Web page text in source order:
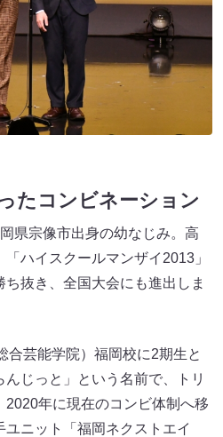
たコンビネーション
県宗像市出身の幼なじみ。高
ハイスクールマンザイ2013」
抜き、全国大会にも進出しま
合芸能学院）福岡校に2期生と
じっと」という名前で、トリ
2020年に現在のコンビ体制へ移
ニット「福岡ネクストエイ